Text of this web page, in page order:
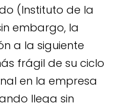
(Instituto de la
embargo, la
a la siguiente
frágil de su ciclo
en la empresa
llega sin